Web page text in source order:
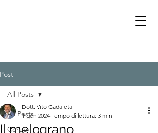
Post
All Posts
Corpo
All Posts
Il melograno
Dott. Vito Gadaleta
1 gen 2024 Tempo di lettura: 3 min